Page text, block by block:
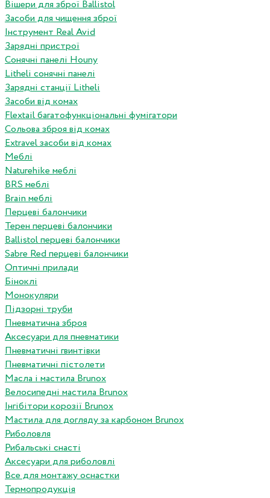
Вішери для зброї Ballistol
Засоби для чищення зброї
Інструмент Real Avid
Зарядні пристрої
Сонячні панелі Houny
Litheli сонячні панелі
Зарядні станції Litheli
Засоби від комах
Flextail багатофункціональні фумігатори
Сольова зброя від комах
Extravel засоби від комах
Меблі
Naturehike меблі
BRS меблі
Brain меблі
Перцеві балончики
Терен перцеві балончики
Ballistol перцеві балончики
Sabre Red перцеві балончики
Оптичні прилади
Біноклі
Монокуляри
Підзорні труби
Пневматична зброя
Аксесуари для пневматики
Пневматичні гвинтівки
Пневматичні пістолети
Масла і мастила Brunox
Велосипедні мастила Brunox
Інгібітори корозії Brunox
Мастила для догляду за карбоном Brunox
Риболовля
Рибальські снасті
Аксесуари для риболовлі
Все для монтажу оснастки
Термопродукція